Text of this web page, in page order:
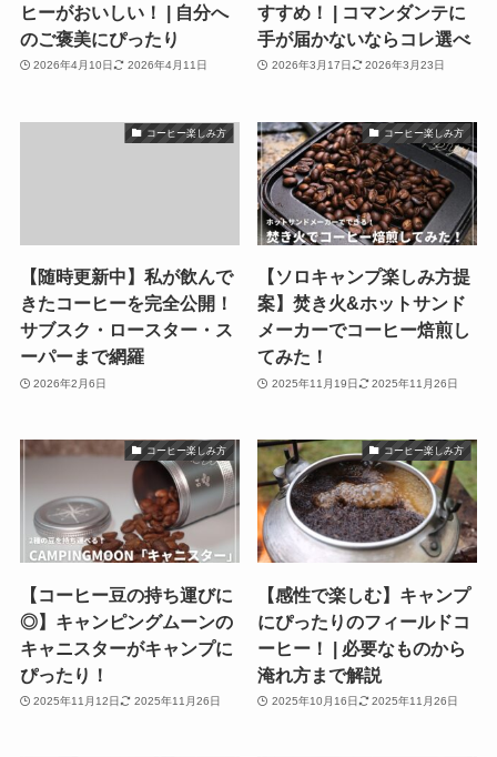
ヒーがおいしい！ | 自分へ
のご褒美にぴったり
2026年4月10日 2026年4月11日
すすめ！ | コマンダンテに
手が届かないならコレ選べ
2026年3月17日 2026年3月23日
コーヒー楽しみ方
【随時更新中】私が飲んで
きたコーヒーを完全公開！
サブスク・ロースター・ス
ーパーまで網羅
2026年2月6日
コーヒー楽しみ方
【ソロキャンプ楽しみ方提
案】焚き火&ホットサンド
メーカーでコーヒー焙煎し
てみた！
2025年11月19日 2025年11月26日
コーヒー楽しみ方
【コーヒー豆の持ち運びに
◎】キャンピングムーンの
キャニスターがキャンプに
ぴったり！
2025年11月12日 2025年11月26日
コーヒー楽しみ方
【感性で楽しむ】キャンプ
にぴったりのフィールドコ
ーヒー！ | 必要なものから
淹れ方まで解説
2025年10月16日 2025年11月26日